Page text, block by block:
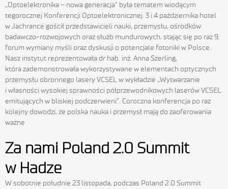
„Optoelektronika – nowa generacja” była tematem wiodącym
tegorocznej Konferencji Optoelektronicznej. 3 i 4 października hotel
w Jachrance gościł przedstawicieli nauki, przemysłu, ośrodków
badawczo-rozwojowych oraz służb mundurowych, stając się po raz 9.
forum wymiany myśli oraz dyskusji o potencjale fotoniki w Polsce.
Nasz instytut reprezentowała dr hab. inż. Anna Szerling,
która zademonstrowała wykorzystywane w elementach optycznych
przemysłu obronnego lasery VCSEL w wykładzie „Wytwarzanie
i własności wysokiej sprawności półprzewodnikowych laserów VCSEL
emitujących w bliskiej podczerwieni”. Coroczna konferencja po raz
kolejny dowodzi, że polska nauka i przemysł mają do zaoferowania
ważne
Za nami Poland 2.0 Summit
w Hadze
W sobotnie południe 23 listopada, podczas Poland 2.0 Summit